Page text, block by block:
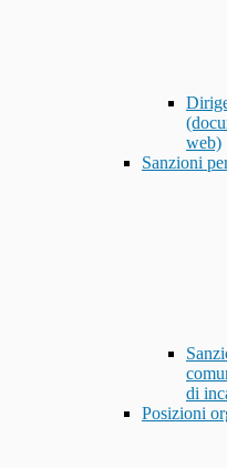
web)
Sanzioni
di
Posizioni